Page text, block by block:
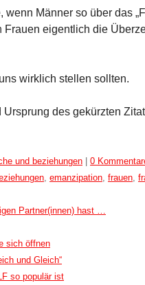
wenn Männer so über das
eigentlich die
wirklich stellen sollten.
Ursprung des gekürzten
und beziehungen | 0
emanzipation frauen
Partner(innen) hast …
sich öffnen
und Gleich“
so populär ist